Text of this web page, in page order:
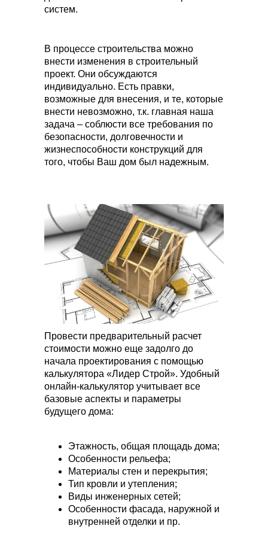
систем.
В процессе строительства можно
внести изменения в строительный
проект. Они обсуждаются
индивидуально. Есть правки,
возможные для внесения, и те, которые
внести невозможно, т.к. главная наша
задача – соблюсти все требования по
безопасности, долговечности и
жизнеспособности конструкций для
того, чтобы Ваш дом был надежным.
Провести предварительный расчет
стоимости можно еще задолго до
начала проектирования с помощью
калькулятора «Лидер Строй». Удобный
онлайн-калькулятор учитывает все
базовые аспекты и параметры
будущего дома:
Этажность, общая площадь дома;
Особенности рельефа;
Материалы стен и перекрытия;
Тип кровли и утепления;
Виды инженерных сетей;
Особенности фасада, наружной и
внутренней отделки и пр.